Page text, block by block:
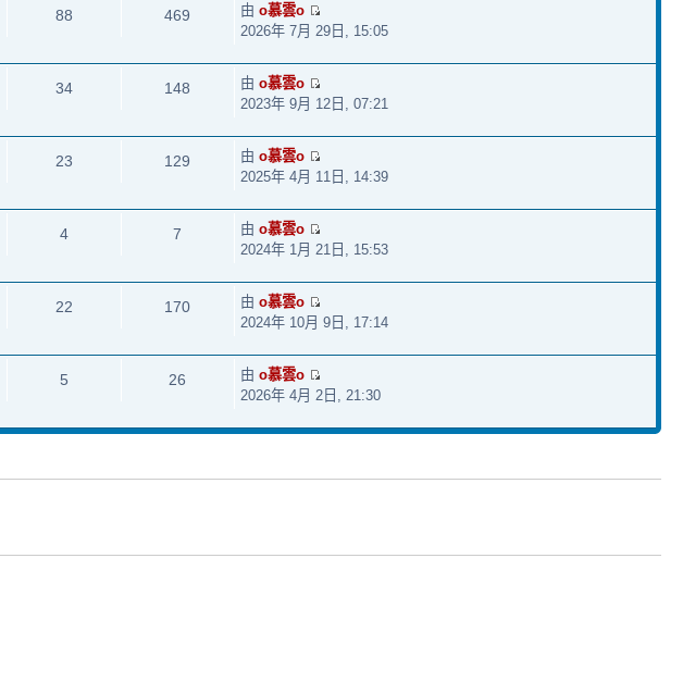
88 469 由o慕雲o
2026年 7月 29日, 15:05
34 148 由o慕雲o
2023年 9月 12日, 07:21
23 129 由o慕雲o
2025年 4月 11日, 14:39
4 7 由o慕雲o
2024年 1月 21日, 15:53
22 170 由o慕雲o
2024年 10月 9日, 17:14
5 26 由o慕雲o
2026年 4月 2日, 21:30